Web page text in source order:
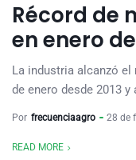
Récord de
en enero
La industria alcanzó
de enero desde 2013
Por frecuenciaagro 28 de
READ MORE